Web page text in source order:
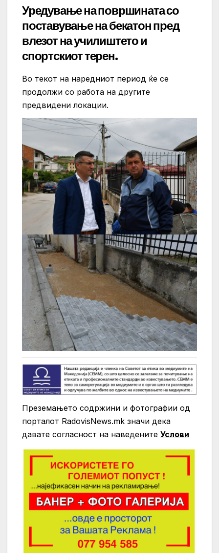
Уредување на површината со
поставување на бекатон пред
влезот на училиштето и
спортскиот терен.
Во текот на наредниот период ќе се
продолжи со работа на другите
предвидени локации.
Преземањето содржини и фотографии од
порталот RadovisNews.mk значи дека
давате согласност на нaведените Услови